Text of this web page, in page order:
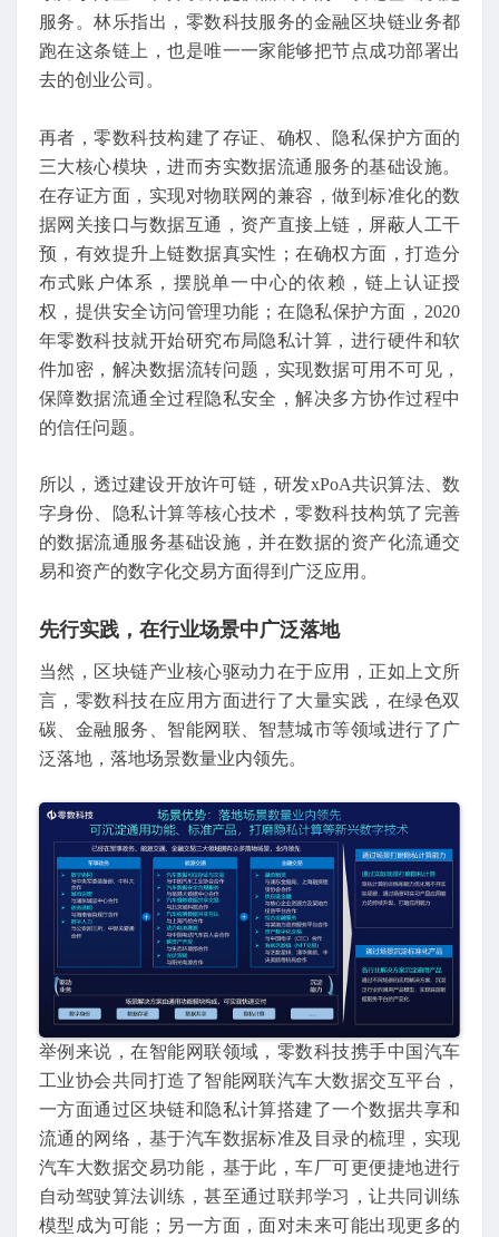
服务。林乐指出，零数科技服务的金融区块链业务都
跑在这条链上，也是唯一一家能够把节点成功部署出
去的创业公司。
再者，零数科技构建了存证、确权、隐私保护方面的
三大核心模块，进而夯实数据流通服务的基础设施。
在存证方面，实现对物联网的兼容，做到标准化的数
据网关接口与数据互通，资产直接上链，屏蔽人工干
预，有效提升上链数据真实性；在确权方面，打造分
布式账户体系，摆脱单一中心的依赖，链上认证授
权，提供安全访问管理功能；在隐私保护方面，2020
年零数科技就开始研究布局隐私计算，进行硬件和软
件加密，解决数据流转问题，实现数据可用不可见，
保障数据流通全过程隐私安全，解决多方协作过程中
的信任问题。
所以，透过建设开放许可链，研发xPoA共识算法、数
字身份、隐私计算等核心技术，零数科技构筑了完善
的数据流通服务基础设施，并在数据的资产化流通交
易和资产的数字化交易方面得到广泛应用。
先行实践，在行业场景中广泛落地
当然，区块链产业核心驱动力在于应用，正如上文所
言，零数科技在应用方面进行了大量实践，在绿色双
碳、金融服务、智能网联、智慧城市等领域进行了广
泛落地，落地场景数量业内领先。
举例来说，在智能网联领域，零数科技携手中国汽车
工业协会共同打造了智能网联汽车大数据交互平台，
一方面通过区块链和隐私计算搭建了一个数据共享和
流通的网络，基于汽车数据标准及目录的梳理，实现
汽车大数据交易功能，基于此，车厂可更便捷地进行
自动驾驶算法训练，甚至通过联邦学习，让共同训练
模型成为可能；另一方面，面对未来可能出现更多的